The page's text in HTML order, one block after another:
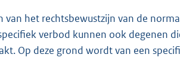
het rechtsbewustzijn van de
verbod kunnen ook degenen
Op deze grond wordt van een